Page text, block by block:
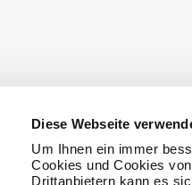
Diese Webseite
Um Ihnen ein immer
Cookies und Cookies
Drittanbietern kann es